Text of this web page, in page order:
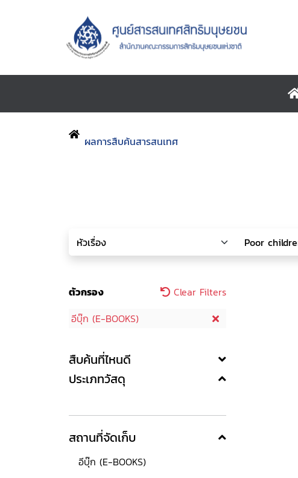
ผลการสืบค้นสารสนเทศ
ตัวกรอง
Clear Filters
อีบุ๊ก (E-BOOKS)
สืบค้นที่ไหนดี
ประเภทวัสดุ
สถานที่จัดเก็บ
อีบุ๊ก (E-BOOKS)